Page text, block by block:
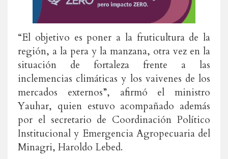
“El objetivo es poner a la fruticultura de la
región, a la pera y la manzana, otra vez en la
situación de fortaleza frente a las
inclemencias climáticas y los vaivenes de los
mercados externos”, afirmó el ministro
Yauhar, quien estuvo acompañado además
por el secretario de Coordinación Político
Institucional y Emergencia Agropecuaria del
Minagri, Haroldo Lebed.